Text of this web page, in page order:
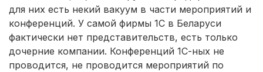
для них есть некий вакуум в части мероприятий и
конференций. У самой фирмы 1С в Беларуси
фактически нет представительств, есть только
дочерние компании. Конференций 1С-ных не
проводится, не проводится мероприятий по